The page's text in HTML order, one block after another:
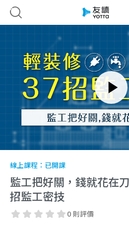
線上課程： 已開課
監工把好關，錢就花在
招監工密技
0 則評價